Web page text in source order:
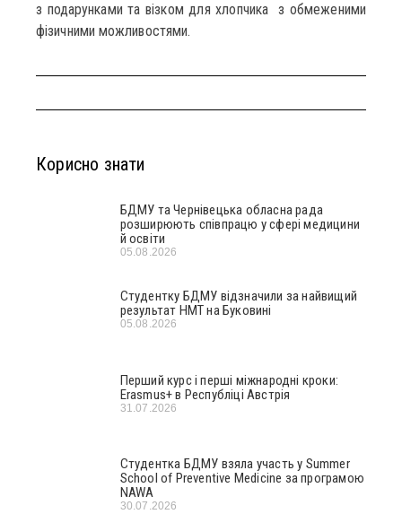
з подарунками та візком для хлопчика з обмеженими
фізичними можливостями.
Корисно знати
БДМУ та Чернівецька обласна рада
розширюють співпрацю у сфері медицини
й освіти
05.08.2026
Студентку БДМУ відзначили за найвищий
результат НМТ на Буковині
05.08.2026
Перший курс і перші міжнародні кроки:
Erasmus+ в Республіці Австрія
31.07.2026
Студентка БДМУ взяла участь у Summer
School of Preventive Medicine за програмою
NAWA
30.07.2026